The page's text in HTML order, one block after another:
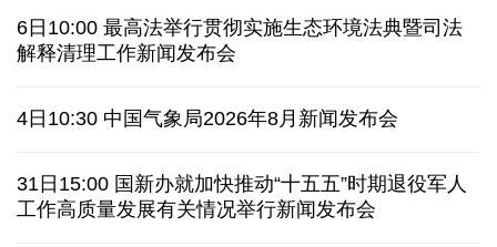
沙特一沙发工厂发生火灾 致16名孟加拉国工人死亡
巴安全部队在俾路支省开展行动 击毙5名恐怖分子
探访泰缅“死亡铁路”，见证日本军国主义侵略罪行
6日10:00 最高法举行贯彻实施生态环境法典暨司法
解释清理工作新闻发布会
4日10:30 中国气象局2026年8月新闻发布会
31日15:00 国新办就加快推动“十五五”时期退役军人
工作高质量发展有关情况举行新闻发布会